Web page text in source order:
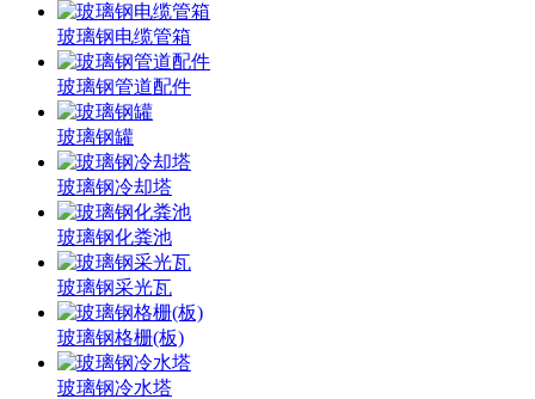
玻璃钢电缆管箱
玻璃钢管道配件
玻璃钢罐
玻璃钢冷却塔
玻璃钢化粪池
玻璃钢采光瓦
玻璃钢格栅(板)
玻璃钢冷水塔